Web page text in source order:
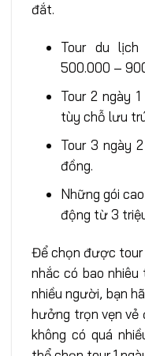
đắt.
Tour du
500.000 –
Tour 2 ngày
tùy chỗ lưu
Tour 3 ngày
đồng.
Những gói
động từ 3
Để chọn được tour
nhắc có bao
nhiều người, bạn
hưởng trọn vẹn vẻ
không có quá